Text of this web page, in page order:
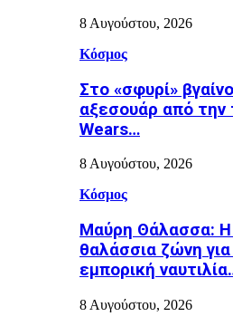
8 Αυγούστου, 2026
Κόσμος
Στο «σφυρί»
αξεσουάρ από την
Wears…
8 Αυγούστου, 2026
Κόσμος
Μαύρη Θάλασσα: Η
θαλάσσια ζώνη
εμπορική
8 Αυγούστου, 2026